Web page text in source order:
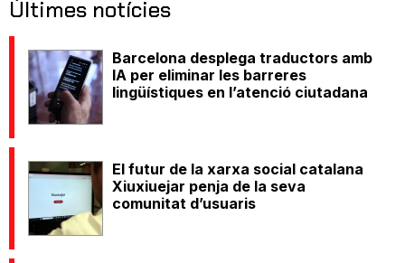
Últimes notícies
Barcelona desplega traductors amb
IA per eliminar les barreres
lingüístiques en l’atenció ciutadana
El futur de la xarxa social catalana
Xiuxiuejar penja de la seva
comunitat d’usuaris